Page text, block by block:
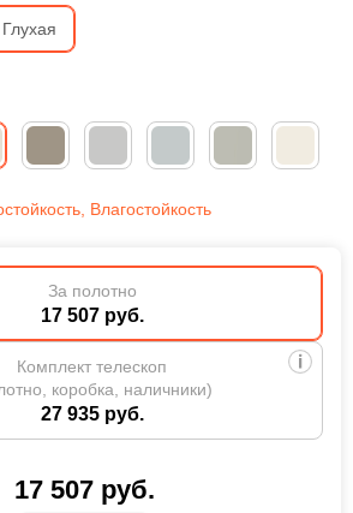
Глухая
, Влагостойкость
17 507руб.
За полотно
17 507 руб.
Комплект телескоп
коробка, наличники)
27 935 руб.